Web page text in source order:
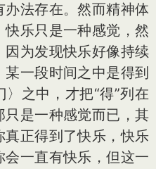
法存在。然而精神体
乐只是一种感觉，然
因为发现快乐好像持续
一段时间之中是得到
之中，才把“得”列在
是一种感觉而已，其
正得到了快乐，快乐
一直有快乐，但这一